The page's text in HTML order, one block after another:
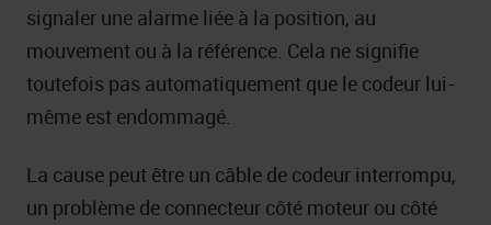
signaler une alarme liée à la position, au
mouvement ou à la référence. Cela ne signifie
toutefois pas automatiquement que le codeur lui-
même est endommagé.
La cause peut être un câble de codeur interrompu,
un problème de connecteur côté moteur ou côté